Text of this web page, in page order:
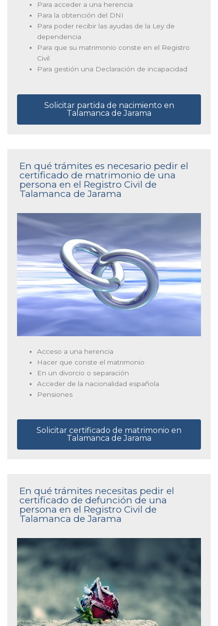
Para acceder a una herencia
Para la obtención del DNI
Para poder recibir las ayudas de la Ley de
dependencia
Para que su matrimonio conste en el Registro
Civil
Para gestión una Declaración de incapacidad
Solicitar partida de nacimiento en
Talamanca de Jarama
En qué trámites es necesario pedir el
certificado de matrimonio de una
persona en el Registro Civil de
Talamanca de Jarama
Acceso a una herencia
Hacer que conste el matrimonio
En un divorcio o separación
Acceder de la nacionalidad española
Pensiones
Solicitar certificado de matrimonio en
Talamanca de Jarama
En qué trámites necesitas pedir el
certificado de defunción de una
persona en el Registro Civil de
Talamanca de Jarama